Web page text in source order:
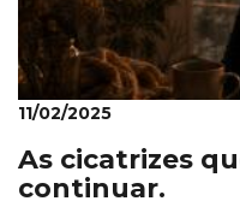
11/02/2025
As cicatrizes
continuar.